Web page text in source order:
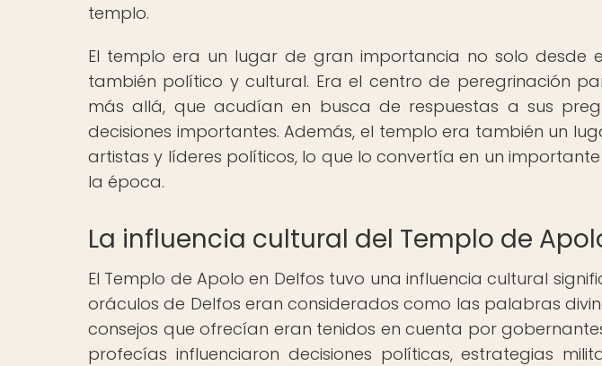
templo.
El templo era un lugar de gran importancia no solo desde
también político y cultural. Era el centro de peregrinación
más allá, que acudían en busca de respuestas a sus
decisiones importantes. Además, el templo era también un
artistas y líderes políticos, lo que lo convertía en un
la época.
La influencia cultural del Templo de
El Templo de Apolo en Delfos tuvo una influencia cultural
oráculos de Delfos eran considerados como las palabras
consejos que ofrecían eran tenidos en cuenta por
profecías influenciaron decisiones políticas, estrategias